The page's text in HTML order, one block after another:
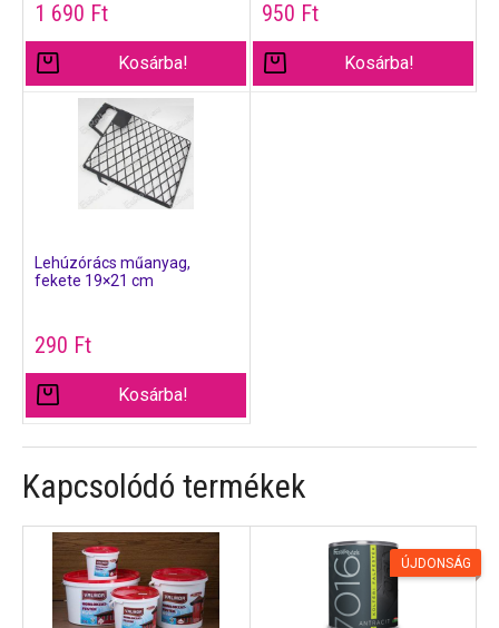
1 690 Ft
Kosárba!
950 Ft
Kosárba!
Lehúzórács műanyag,
fekete 19×21 cm
290 Ft
Kosárba!
Kapcsolódó termékek
ÚJDONSÁG